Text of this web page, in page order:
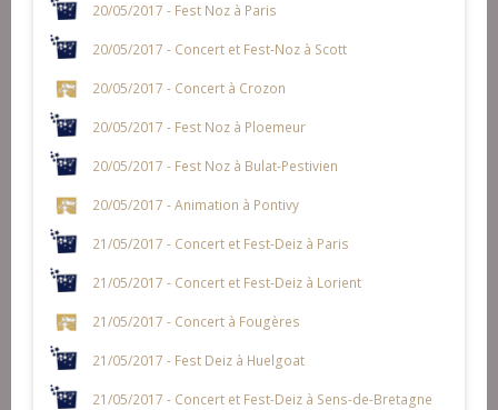
20/05/2017 - Fest Noz à Paris
20/05/2017 - Concert et Fest-Noz à Scott
20/05/2017 - Concert à Crozon
20/05/2017 - Fest Noz à Ploemeur
20/05/2017 - Fest Noz à Bulat-Pestivien
20/05/2017 - Animation à Pontivy
21/05/2017 - Concert et Fest-Deiz à Paris
21/05/2017 - Concert et Fest-Deiz à Lorient
21/05/2017 - Concert à Fougères
21/05/2017 - Fest Deiz à Huelgoat
21/05/2017 - Concert et Fest-Deiz à Sens-de-Bretagne